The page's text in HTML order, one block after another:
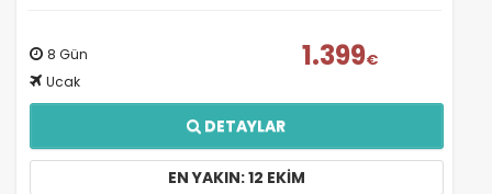
8 Gün
Ucak
1.399€
DETAYLAR
EN YAKIN: 12 EKIM